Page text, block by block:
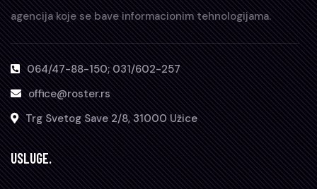
agencija koje se bave informacionim tehnologijama.
064/47-88-150; 031/602-257
office@roster.rs
Trg Svetog Save 2/8, 31000 Užice
USLUGE.